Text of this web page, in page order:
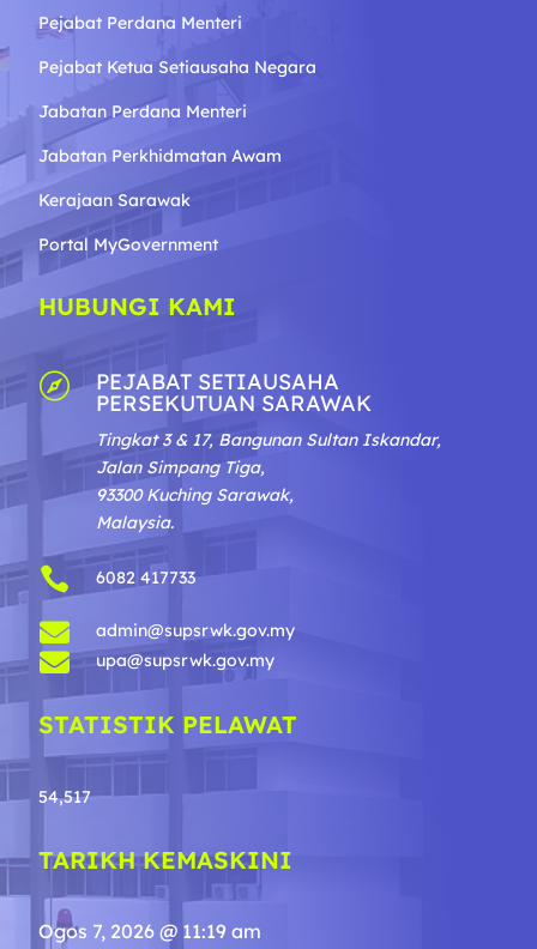
Pejabat Perdana Menteri
Pejabat Ketua Setiausaha Negara
Jabatan Perdana Menteri
Jabatan Perkhidmatan Awam
Kerajaan Sarawak
Portal MyGovernment
HUBUNGI KAMI
 PEJABAT SETIAUSAHA
PERSEKUTUAN SARAWAK
Tingkat 3 & 17, Bangunan Sultan Iskandar,
Jalan Simpang Tiga,
93300 Kuching Sarawak,
Malaysia.
 6082 417733
 admin@supsrwk.gov.my
 upa@supsrwk.gov.my
STATISTIK PELAWAT
54,517
TARIKH KEMASKINI
Ogos 7, 2026 @ 11:19 am